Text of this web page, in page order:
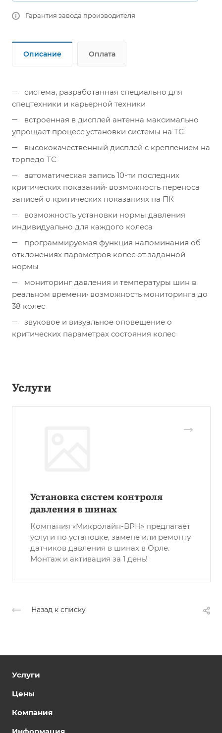
Гарантия завода производителя
Описание Оплата
система, разработанная специально для
спецтехники и карьерной техники
вcтроенная в дисплей антенна максимально
упрощает процесс установки системы на ТС
высококачественный дисплей с креплением на
торпедо ТС
автоматическая запись 10-ти последних
критических показаний• возможность переноса
записей о критических показаниях на ПК
возможность установки нормы давления
индивидуально для каждого колеса
программируемая функция напоминания об
отклонениях параметров колес от заданной
нормы
мониторинг давления и температуры шин в
реальном времени• возможность мониторинга до
38 колес
звуковое и визуальное оповещение о
критических параметрах состояния колес
Услуги
Установка систем контроля
давления в шинах
Компания «Микролайн-ВРН» предлагает
услуги по установке, замене или ремонту
датчиков давления в шинах в Орле.
Монтаж и активация за 1 день!
Назад к списку
Услуги
Цены
Компания